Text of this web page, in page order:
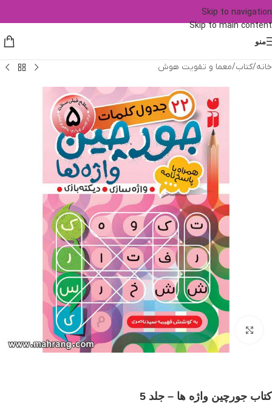
Skip to navigation
Skip to main content
منو
خانه/کتاب/معما و تقویت هوش
بزرگنمایی تصویر
کتاب جورچین واژه ها – جلد 5